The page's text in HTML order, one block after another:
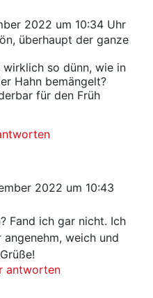
2022 um 10:34 Uhr
überhaupt der ganze
so dünn, wie in
Hahn bemängelt?
für den Früh
2022 um 10:43
Fand ich gar nicht. Ich
weich und
antworten